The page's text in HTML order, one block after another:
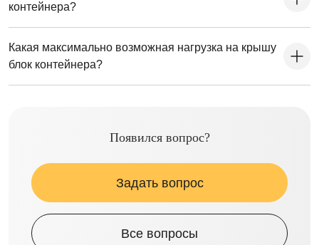
контейнера?
Какая максимально возможная нагрузка на крышу
блок контейнера?
Появился вопрос?
Задать вопрос
Все вопросы